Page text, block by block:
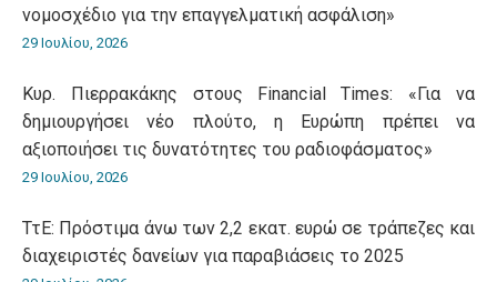
νομοσχέδιο για την επαγγελματική ασφάλιση»
29 Ιουλίου, 2026
Κυρ. Πιερρακάκης στους Financial Times: «Για να
δημιουργήσει νέο πλούτο, η Ευρώπη πρέπει να
αξιοποιήσει τις δυνατότητες του ραδιοφάσματος»
29 Ιουλίου, 2026
ΤτΕ: Πρόστιμα άνω των 2,2 εκατ. ευρώ σε τράπεζες και
διαχειριστές δανείων για παραβιάσεις το 2025